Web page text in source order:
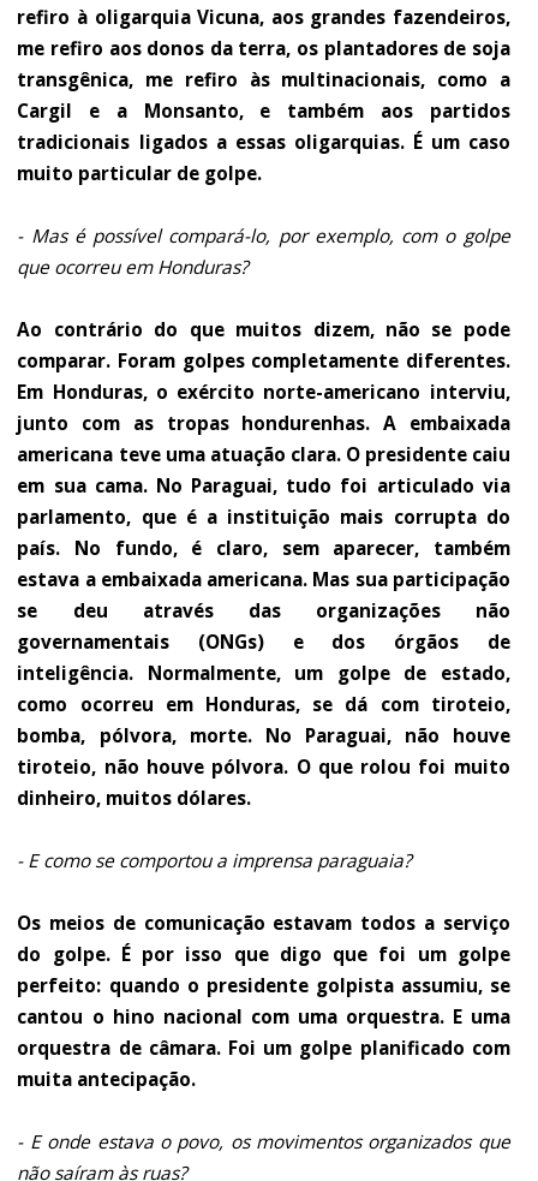
refiro à oligarquia Vicuna, aos grandes fazendeiros,
me refiro aos donos da terra, os plantadores de soja
transgênica, me refiro às multinacionais, como a
Cargil e a Monsanto, e também aos partidos
tradicionais ligados a essas oligarquias. É um caso
muito particular de golpe.
- Mas é possível compará-lo, por exemplo, com o golpe
que ocorreu em Honduras?
Ao contrário do que muitos dizem, não se pode
comparar. Foram golpes completamente diferentes.
Em Honduras, o exército norte-americano interviu,
junto com as tropas hondurenhas. A embaixada
americana teve uma atuação clara. O presidente caiu
em sua cama. No Paraguai, tudo foi articulado via
parlamento, que é a instituição mais corrupta do
país. No fundo, é claro, sem aparecer, também
estava a embaixada americana. Mas sua participação
se deu através das organizações não
governamentais (ONGs) e dos órgãos de
inteligência. Normalmente, um golpe de estado,
como ocorreu em Honduras, se dá com tiroteio,
bomba, pólvora, morte. No Paraguai, não houve
tiroteio, não houve pólvora. O que rolou foi muito
dinheiro, muitos dólares.
- E como se comportou a imprensa paraguaia?
Os meios de comunicação estavam todos a serviço
do golpe. É por isso que digo que foi um golpe
perfeito: quando o presidente golpista assumiu, se
cantou o hino nacional com uma orquestra. E uma
orquestra de câmara. Foi um golpe planificado com
muita antecipação.
- E onde estava o povo, os movimentos organizados que
não saíram às ruas?